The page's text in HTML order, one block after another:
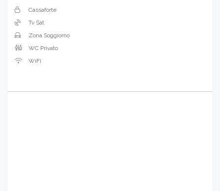
Cassaforte
Tv Sat
Zona Soggiorno
WC Privato
WiFi